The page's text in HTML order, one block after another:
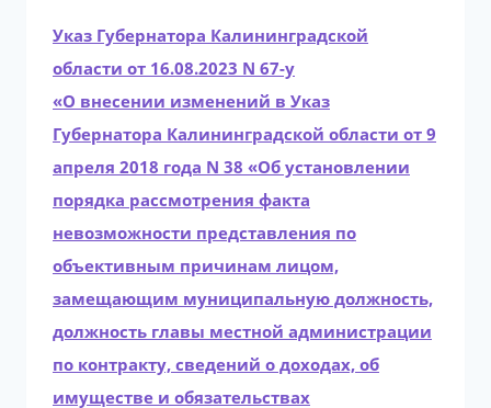
Указ Губернатора Калининградской
области от 16.08.2023 N 67-у
«О внесении изменений в Указ
Губернатора Калининградской области от 9
апреля 2018 года N 38 «Об установлении
порядка рассмотрения факта
невозможности представления по
объективным причинам лицом,
замещающим муниципальную должность,
должность главы местной администрации
по контракту, сведений о доходах, об
имуществе и обязательствах